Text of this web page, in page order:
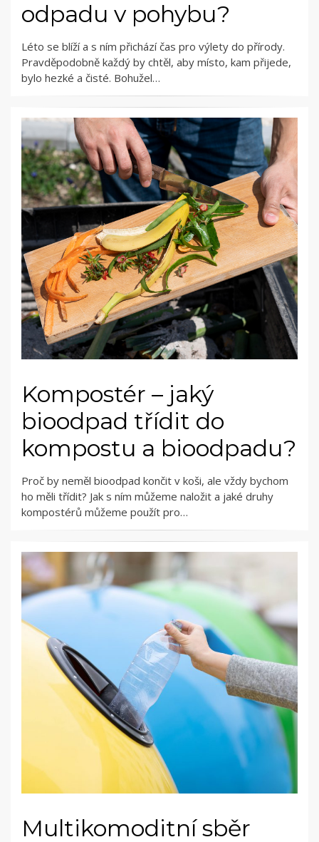
odpadu v pohybu?
Léto se blíží a s ním přichází čas pro výlety do přírody.
Pravděpodobně každý by chtěl, aby místo, kam přijede,
bylo hezké a čisté. Bohužel…
Kompostér – jaký
bioodpad třídit do
kompostu a bioodpadu?
Proč by neměl bioodpad končit v koši, ale vždy bychom
ho měli třídit? Jak s ním můžeme naložit a jaké druhy
kompostérů můžeme použít pro…
Multikomoditní sběr